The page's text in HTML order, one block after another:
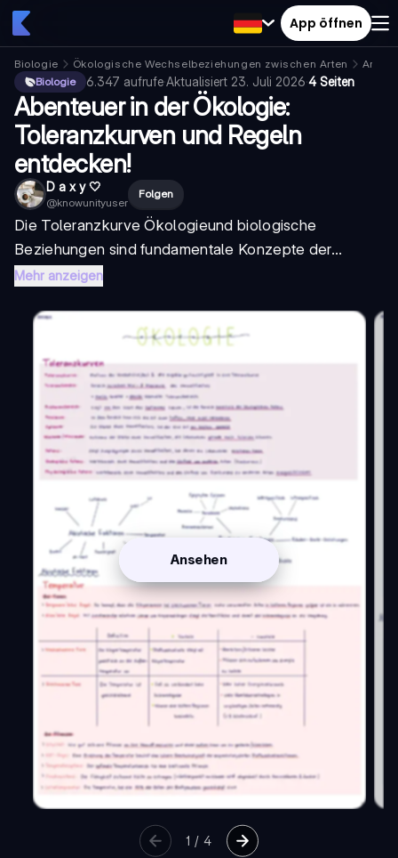
App öffnen
Biologie Ökologische Wechselbeziehungen zwischen Arten
Biologie
6.347 aufrufe·Aktualisiert 23. Juli 2026·4 Seiten
Abenteuer in der Ökologie:
Toleranzkurven und Regeln
entdecken!
D a x y 🤍
@knowunityuser
Folgen
Die Toleranzkurve Ökologieund biologische
Beziehungen sind fundamentale Konzepte der...
Mehr anzeigen
Ansehen
1 /4